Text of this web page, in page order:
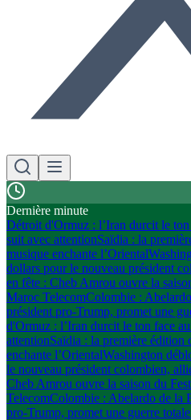
Dernière minute
Détroit d'Ormuz : l’Iran durcit le
suit avec attentionSaïdia : la
musique enchante l’Oriental
dollars pour le nouveau président
en fête : Cheb Amrou ouvre la
Maroc TelecomColombie :
président pro-Trump, promet une
d'Ormuz : l’Iran durcit le ton face
attentionSaïdia : la première édition
enchante l’OrientalWashington
le nouveau président colombien,
Cheb Amrou ouvre la saison du
TelecomColombie : Abelardo de la
pro-Trump, promet une guerre